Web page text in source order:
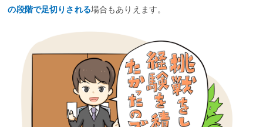
の段階で足切りされる場合もありえます。